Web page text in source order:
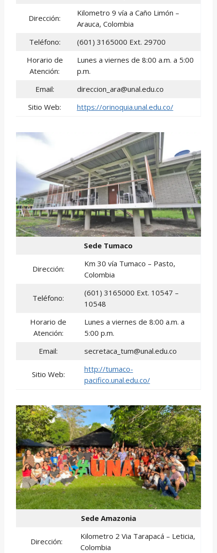
Dirección:
Kilometro 9 vía a Caño Limón –
Arauca, Colombia
Teléfono:
(601) 3165000 Ext. 29700
Horario de
Atención:
Lunes a viernes de 8:00 a.m. a 5:00
p.m.
Email:
direccion_ara@unal.edu.co
Sitio Web:
https://orinoquia.unal.edu.co/
Sede Tumaco
Dirección:
Km 30 vía Tumaco – Pasto,
Colombia
Teléfono:
(601) 3165000 Ext. 10547 –
10548
Horario de
Atención:
Lunes a viernes de 8:00 a.m. a
5:00 p.m.
Email:
secretaca_tum@unal.edu.co
Sitio Web:
http://tumaco-
pacifico.unal.edu.co/
Sede Amazonia
Dirección:
Kilometro 2 Via Tarapacá – Leticia,
Colombia